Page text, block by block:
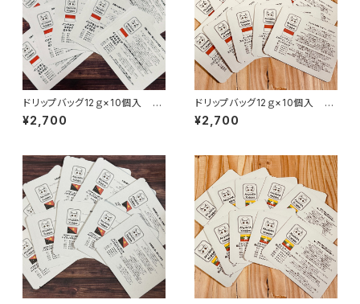
ドリップバッグ12ｇ×10個入 イ
ンドネシア スマトラ ミトラG1
¥2,700
ドリップバッグ12ｇ×10個入 イ
ンドネシア スラウェシ トラジャ
ランテカルア
¥2,700